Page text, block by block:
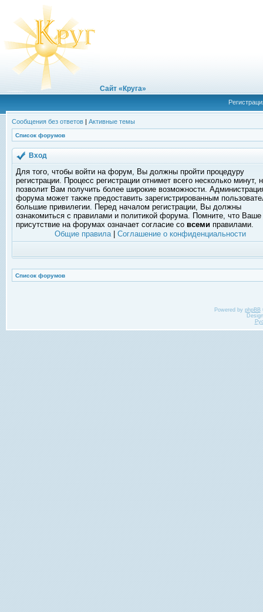
Сайт «Круга»
Сообщения без ответов | Активные темы
Список форумов
Вход
Для того, чтобы войти на форум, Вы должны пройти процедуру
регистрации. Процесс регистрации отнимет всего несколько минут,
позволит Вам получить более широкие возможности.
форума может также предоставить зарегистрированным
большие привилегии. Перед началом регистрации, Вы должны
ознакомиться с правилами и политикой форума. Помните, что Ваше
присутствие на форумах означает согласие со всеми правилами.
Общие правила| Соглашение о конфиденциальности
Список форумов
Powered by phpBB